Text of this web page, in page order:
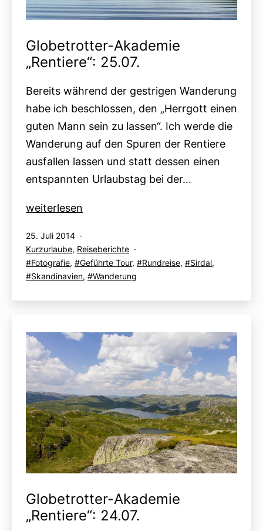
Globetrotter-Akademie
„Rentiere“: 25.07.
Bereits während der gestrigen Wanderung
habe ich beschlossen, den „Herrgott einen
guten Mann sein zu lassen“. Ich werde die
Wanderung auf den Spuren der Rentiere
ausfallen lassen und statt dessen einen
entspannten Urlaubstag bei der…
Globetrotter-
„Rentiere“:
25.07.
weiterlesen
Veröffentlicht
am
25. Juli 2014
Kategorisiert
als
Kurzurlaube, Reiseberichte
Verschlagwortet
mit
Fotografie, Geführte Tour, Rundreise, Sirdal,
Skandinavien, Wanderung
Globetrotter-Akademie
„Rentiere“: 24.07.